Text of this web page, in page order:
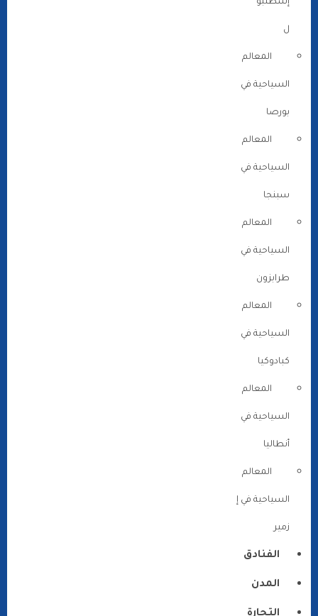
إسطنبو
ل
المعالم
السياحية في
بورصا
المعالم
السياحية في
سبنجا
المعالم
السياحية في
طرابزون
المعالم
السياحية في
كبادوكيا
المعالم
السياحية في
أنطاليا
المعالم
السياحية في إ
زمير
الفنادق
المدن